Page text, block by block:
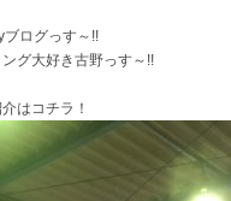
ブログっす～!!
グ大好き古野っす～!!
はコチラ！